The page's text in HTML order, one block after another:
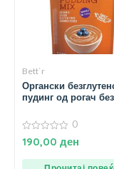
Bett`r
Органски
пудинг од рогач без
0
од
0
190,00 ден